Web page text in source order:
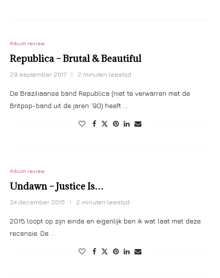
Album review
Republica – Brutal & Beautiful
29 september 2017 2 minuten leestijd
De Braziliaanse band Republica (niet te verwarren met de
Britpop-band uit de jaren ’90) heeft …
Album review
Undawn – Justice Is…
24 december 2015 2 minuten leestijd
2015 loopt op zijn einde en eigenlijk ben ik wat laat met deze
recensie. De …